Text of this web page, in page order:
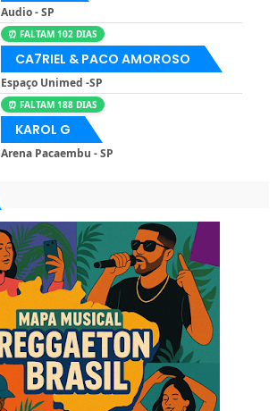
Audio - SP
⏰ FALTAM 102 DIAS
CA7RIEL & PACO AMOROSO
Espaço Unimed -SP
⏰ FALTAM 188 DIAS
KAROL G
Arena Pacaembu - SP